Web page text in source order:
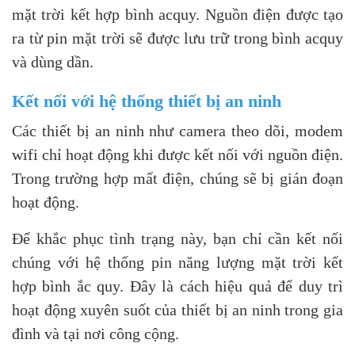
mặt trời kết hợp bình acquy. Nguồn điện được tạo
ra từ pin mặt trời sẽ được lưu trữ trong bình acquy
và dùng dần.
Kết nối với hệ thống thiết bị an ninh
Các thiết bị an ninh như camera theo dõi, modem
wifi chỉ hoạt động khi được kết nối với nguồn điện.
Trong trường hợp mất điện, chúng sẽ bị gián đoạn
hoạt động.
Để khắc phục tình trạng này, bạn chỉ cần kết nối
chúng với hệ thống pin năng lượng mặt trời kết
hợp bình ắc quy. Đây là cách hiệu quả để duy trì
hoạt động xuyên suốt của thiết bị an ninh trong gia
đình và tại nơi công cộng.